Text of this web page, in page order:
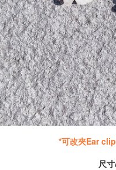
*可改夾Ear
尺